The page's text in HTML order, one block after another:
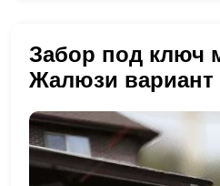
Забор под ключ
Жалюзи вариант